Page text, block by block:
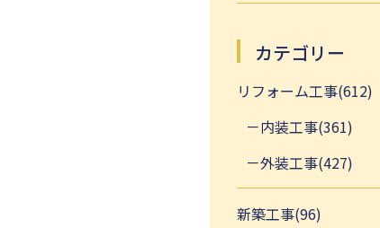
カテゴリー
リフォーム工事(612)
内装工事(361)
外装工事(427)
新築工事(96)